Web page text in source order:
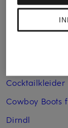
Bademäntel
Cocktailkleider
Cowboy Boots
Dirndl